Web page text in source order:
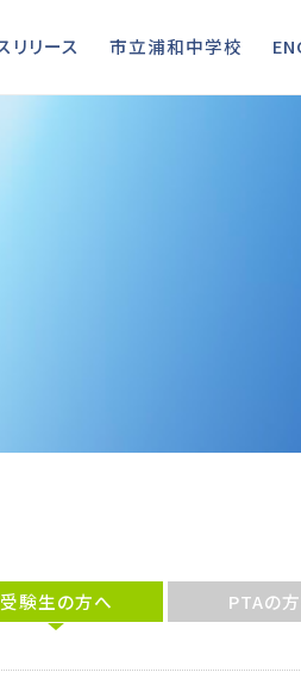
リース 市立浦和中学校
受験生の方へ PTAの
リリース 市立浦和中学校